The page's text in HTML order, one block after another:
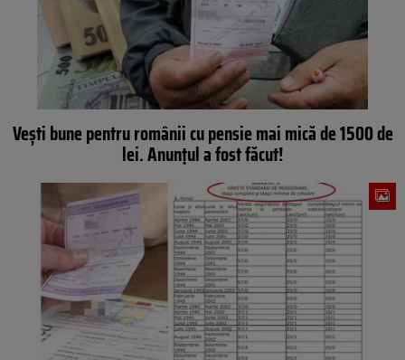
Vești bune pentru românii cu pensie mai mică de 1500 de
lei. Anunțul a fost făcut!